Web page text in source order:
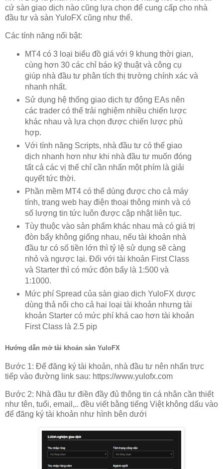
cứ sàn giao dịch nào cũng lựa chọn để cung cấp cho nhà
đầu tư và sàn YuloFX cũng như thế.
Các tính năng nổi bật:
MT4 có 3 loại biểu đồ giá với 9 khung thời gian,
cùng hơn 30 các chỉ báo kỹ thuật và công cụ
giúp nhà đầu tư phân tích thị trường chính xác và
nhanh nhất.
Sử dụng hệ thống giao dịch tự động EAs nên
các trader có thể trải nghiệm nhiều chiến lược
khác nhau và lựa chọn được chiến lược phù
hợp.
Với tính năng Scripts, nhà đầu tư có thể giao
dịch nhanh hơn như khi nhà đầu tư muốn đóng
tất cả các vị thế chỉ cần nhấn một phím là giải
quyết tức thời.
Phần mềm MT4 có thể dùng được cho cả máy
tính, trang web hay điện thoại thông minh và có
số lượng tin tức luôn được cập nhật liên tục.
Tùy thuộc vào sản phẩm khác nhau mà có giá trị
đòn bẩy không giống nhau, nếu tài khoản nhà
đầu tư có số tiền lớn thì tỷ lệ sử dụng sẽ càng
nhỏ và ngược lại. Đối với tài khoản First Class
và Starter thì có mức đòn bẩy là 1:500 và
1:1000.
Mức phí Spread của sàn giao dịch YuloFX dược
dùng thả nổi cho cả hai loại tài khoản nhưng tài
khoản Starter có mức phí khá cao hơn tài khoản
First Class là 2.5 pip
Hướng dẫn mở tài khoản sàn YuloFX
Bước 1: Để đăng ký tài khoản, nhà đầu tư nên nhấn trực
tiếp vào đường link sau: https://www.yulofx.com
Bước 2: Nhà đầu tư điền đầy đủ thông tin cá nhân cần thiết
như tên, tuổi, email,.. đều viết bằng tiếng Việt không dấu vào
để đăng ký tài khoản như hình bên dưới